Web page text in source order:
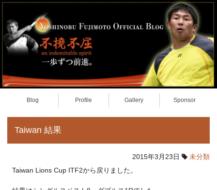
Blog Profile Gallery Sponsor
Taiwan 結果
2015年3月23日
未分類
Taiwan Lions Cup ITF2から戻りました。